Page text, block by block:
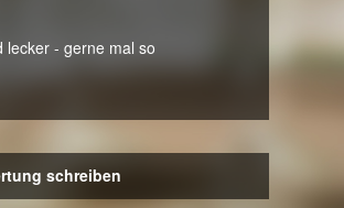
lecker - gerne mal so
schreiben